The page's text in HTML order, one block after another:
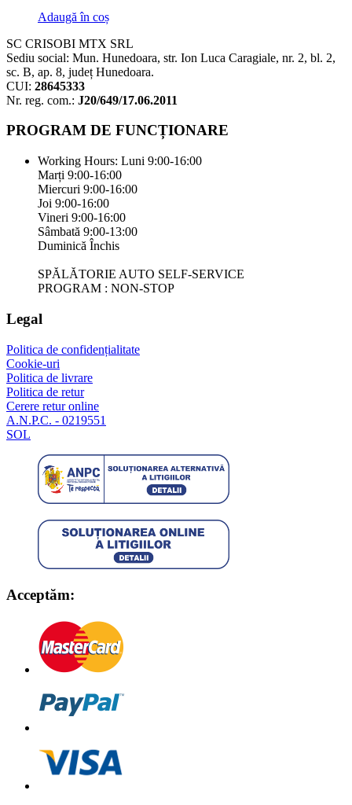
Adaugă în coș
SC CRISOBI MTX SRL
Sediu social: Mun. Hunedoara, str. Ion Luca Caragiale, nr. 2, bl. 2,
sc. B, ap. 8, județ Hunedoara.
CUI: 28645333
Nr. reg. com.: J20/649/17.06.2011
PROGRAM DE FUNCȚIONARE
Working Hours: Luni 9:00-16:00
Marți 9:00-16:00
Miercuri 9:00-16:00
Joi 9:00-16:00
Vineri 9:00-16:00
Sâmbată 9:00-13:00
Duminică Închis
SPĂLĂTORIE AUTO SELF-SERVICE
PROGRAM : NON-STOP
Legal
Politica de confidențialitate
Cookie-uri
Politica de livrare
Politica de retur
Cerere retur online
A.N.P.C. - 0219551
SOL
Acceptăm: